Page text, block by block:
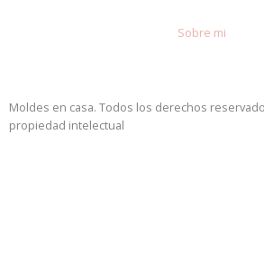
Sobre mi
Moldes en casa. Todos los derechos
propiedad intelectual